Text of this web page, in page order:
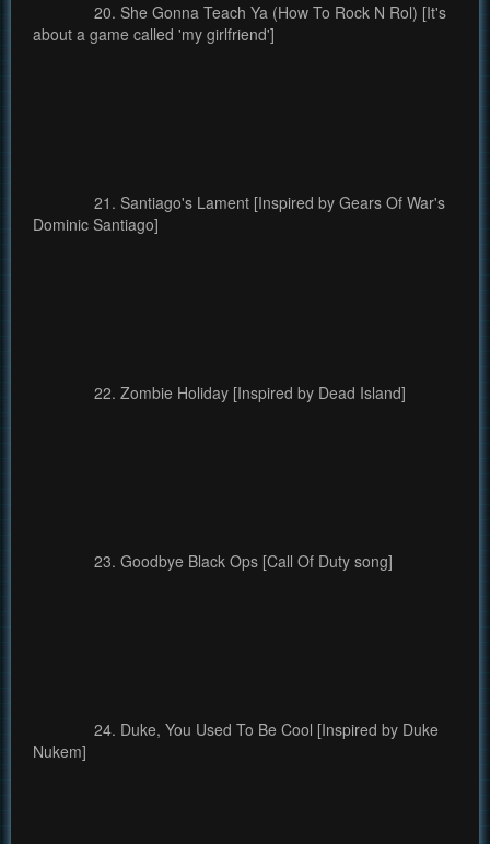
20. She Gonna Teach Ya (How To Rock N Rol) [It's
about a game called 'my girlfriend']
21. Santiago's Lament [Inspired by Gears Of War's
Dominic Santiago]
22. Zombie Holiday [Inspired by Dead Island]
23. Goodbye Black Ops [Call Of Duty song]
24. Duke, You Used To Be Cool [Inspired by Duke
Nukem]